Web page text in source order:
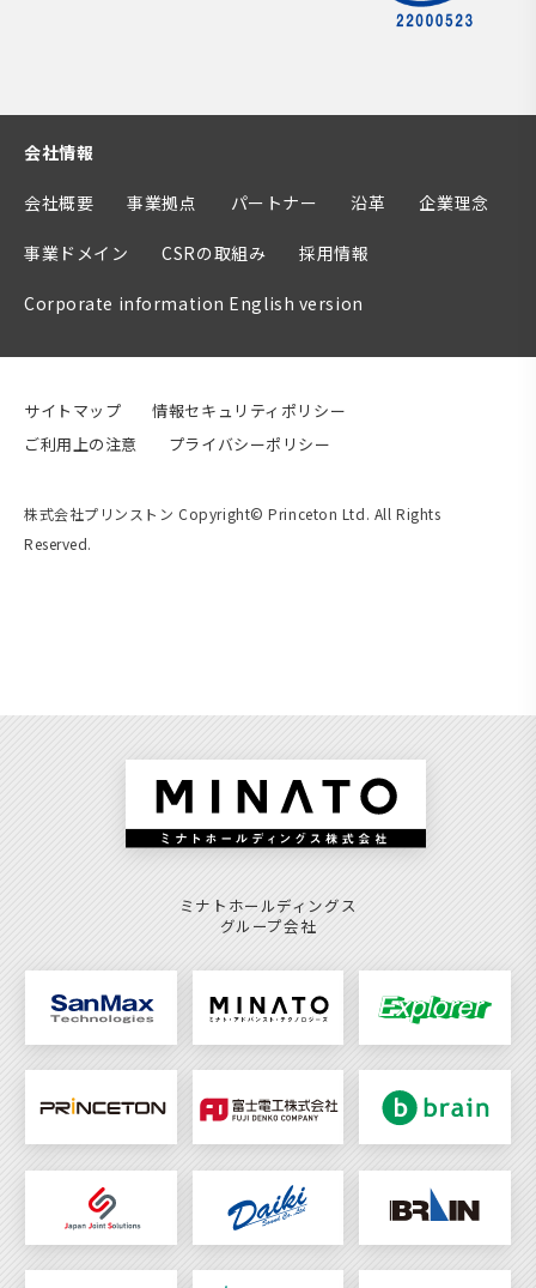
会社情報
会社概要 事業拠点 パートナー 沿革 企業理念
事業ドメイン CSRの取組み 採用情報
Corporate information English version
サイトマップ
情報セキュリティポリシー
ご利用上の注意
プライバシーポリシー
株式会社プリンストン Copyright© Princeton Ltd. All Rights
Reserved.
ミナトホールディングス
グループ会社